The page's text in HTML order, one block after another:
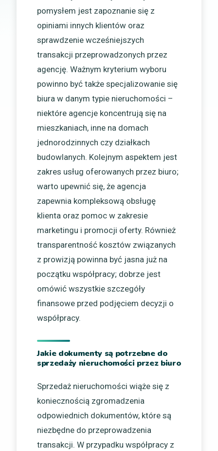
pomysłem jest zapoznanie się z
opiniami innych klientów oraz
sprawdzenie wcześniejszych
transakcji przeprowadzonych przez
agencję. Ważnym kryterium wyboru
powinno być także specjalizowanie się
biura w danym typie nieruchomości –
niektóre agencje koncentrują się na
mieszkaniach, inne na domach
jednorodzinnych czy działkach
budowlanych. Kolejnym aspektem jest
zakres usług oferowanych przez biuro;
warto upewnić się, że agencja
zapewnia kompleksową obsługę
klienta oraz pomoc w zakresie
marketingu i promocji oferty. Również
transparentność kosztów związanych
z prowizją powinna być jasna już na
początku współpracy; dobrze jest
omówić wszystkie szczegóły
finansowe przed podjęciem decyzji o
współpracy.
Jakie dokumenty są potrzebne do
sprzedaży nieruchomości przez biuro
Sprzedaż nieruchomości wiąże się z
koniecznością zgromadzenia
odpowiednich dokumentów, które są
niezbędne do przeprowadzenia
transakcji. W przypadku współpracy z